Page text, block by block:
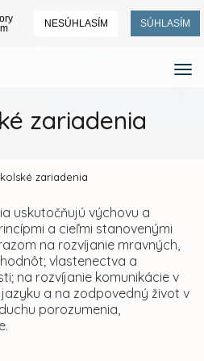
NESÚHLASÍM SÚHLASÍM
zariadenia
zariadenia
uskutočňujú výchovu a
a cieľmi stanovenými
na rozvíjanie mravných,
vlastenectva a
na rozvíjanie komunikácie v
a na zodpovedný život v
porozumenia,